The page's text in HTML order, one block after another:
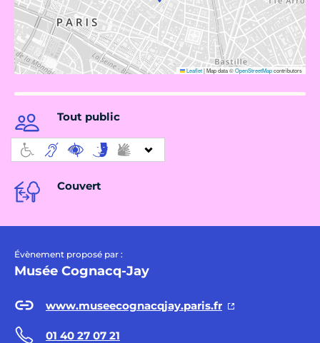
Leaflet|Map data ©OpenStreetMapcontributors
Tout public
Couvert
Évènement proposé par :
Musée Cognacq-Jay
www.museecognacqjay.paris.fr
01 40 27 07 21